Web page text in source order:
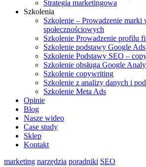
Strategia marketingowa
Szkolenia
Szkolenie – Prowadzenie marki
społecznościowych
Szkolenie Prowadzenie profilu
Szkolenie podstawy Google Ads
Szkolenie Podstawy SEO –
Szkolenie obsługa Google
Szkolenie copywriting
Szkolenie z analizy danych i
Szkolenie Meta Ads
Opinie
Blog
Nasze wideo
Case study
Sklep
Kontakt
marketing narzędzia poradniki SEO